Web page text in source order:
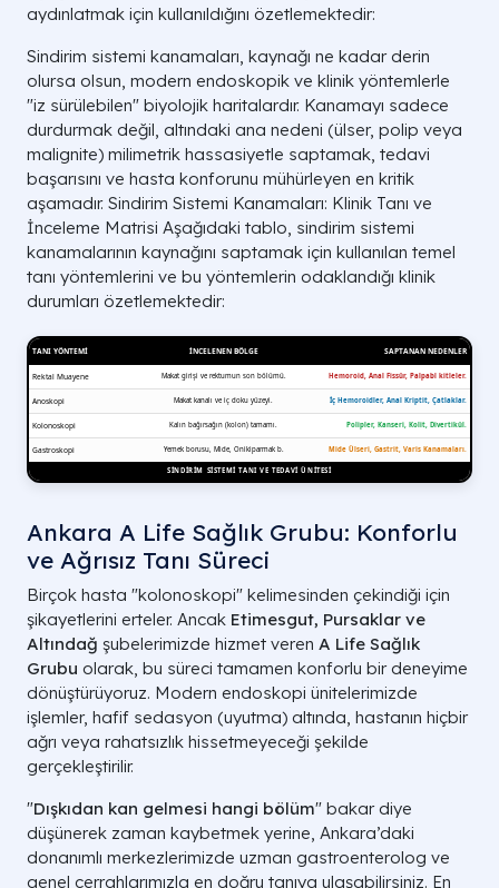
aydınlatmak için kullanıldığını özetlemektedir:
Sindirim sistemi kanamaları, kaynağı ne kadar derin
olursa olsun, modern endoskopik ve klinik yöntemlerle
"iz sürülebilen" biyolojik haritalardır. Kanamayı sadece
durdurmak değil, altındaki ana nedeni (ülser, polip veya
malignite) milimetrik hassasiyetle saptamak, tedavi
başarısını ve hasta konforunu mühürleyen en kritik
aşamadır. Sindirim Sistemi Kanamaları: Klinik Tanı ve
İnceleme Matrisi Aşağıdaki tablo, sindirim sistemi
kanamalarının kaynağını saptamak için kullanılan temel
tanı yöntemlerini ve bu yöntemlerin odaklandığı klinik
durumları özetlemektedir:
Ankara A Life Sağlık Grubu: Konforlu
ve Ağrısız Tanı Süreci
Birçok hasta "kolonoskopi" kelimesinden çekindiği için
şikayetlerini erteler. Ancak Etimesgut, Pursaklar ve
Altındağ şubelerimizde hizmet veren A Life Sağlık
Grubu olarak, bu süreci tamamen konforlu bir deneyime
dönüştürüyoruz. Modern endoskopi ünitelerimizde
işlemler, hafif sedasyon (uyutma) altında, hastanın hiçbir
ağrı veya rahatsızlık hissetmeyeceği şekilde
gerçekleştirilir.
"Dışkıdan kan gelmesi hangi bölüm" bakar diye
düşünerek zaman kaybetmek yerine, Ankara’daki
donanımlı merkezlerimizde uzman gastroenterolog ve
genel cerrahlarımızla en doğru tanıya ulaşabilirsiniz. En